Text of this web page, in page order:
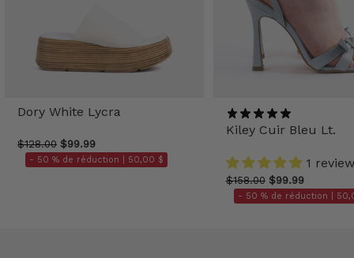
Dory White Lycra
$128.00 $99.99
- 50 % de réduction | 50,00 $
Kiley Cuir Bleu Lt.
1 review
$158.00 $99.99
- 50 % de réduction |